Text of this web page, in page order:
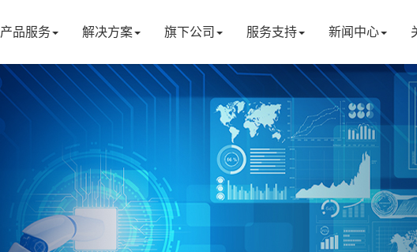
产品服务 解决方案 旗下公司 服务支持 新闻中心